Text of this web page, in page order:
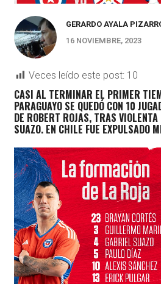
GERARDO AYALA
16 NOVIEMBRE, 2023
Veces leído este post: 10
CASI AL TERMINAR EL PRIMER
PARAGUAYO SE QUEDÓ CON 10
DE ROBERT ROJAS, TRAS
SUAZO. EN CHILE FUE EXPULSADO